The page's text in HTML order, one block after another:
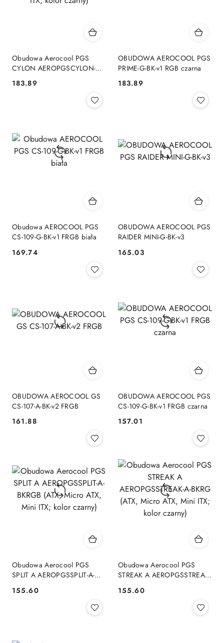
Obudowa Aerocool PGS
CYLON AEROPGSCYLON-BK
kolor czarny)
Cena:
183.89
OBUDOWA AEROCOOL PGS
PRIME-G-BK-v1 RGB czarna
Cena:
183.89
Obudowa AEROCOOL PGS
CS-109-G-BK-v1 FRGB biała
Cena:
169.74
OBUDOWA AEROCOOL PGS
RAIDER MINI-G-BK-v3
Cena:
165.03
OBUDOWA AEROCOOL GS
CS-107-A-BK-v2 FRGB
Cena:
161.88
OBUDOWA AEROCOOL PGS
CS-109-G-BK-v1 FRGB czarna
Cena:
157.01
Obudowa Aerocool PGS
SPLIT A AEROPGSSPLIT-A-
ITX; kolor czarny)
Cena:
155.60
Obudowa Aerocool PGS
STREAK A AEROPGSSTREAK-
Mini ITX; kolor czarny)
Cena:
155.60